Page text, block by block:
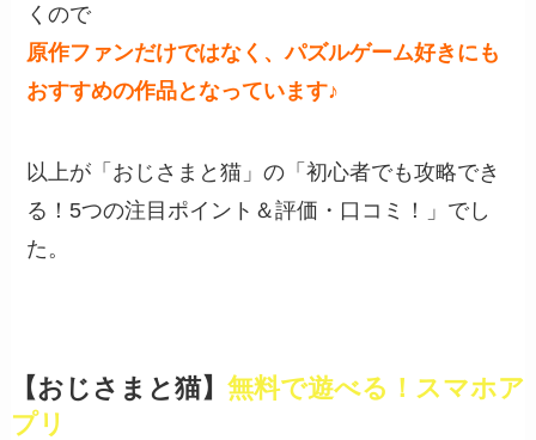
くので
原作ファンだけではなく、パズルゲーム好きにも
おすすめの作品となっています♪
以上が「おじさまと猫」の「初心者でも攻略でき
る！5つの注目ポイント＆評価・口コミ！」でし
た。
【おじさまと猫】 無料で遊べる！スマホア
プリ